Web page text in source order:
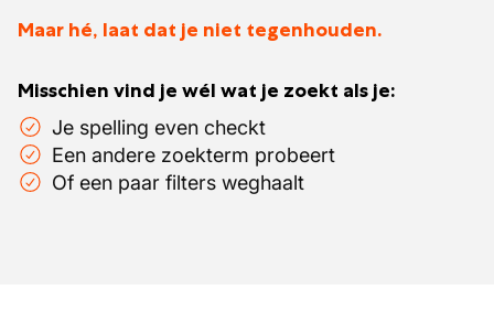
Maar hé, laat dat je niet tegenhouden.
Misschien vind je wél wat je zoekt als je:
Je spelling even checkt
Een andere zoekterm probeert
Of een paar filters weghaalt